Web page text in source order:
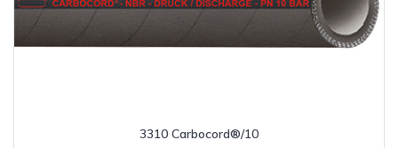
3310 Carbocord®/10